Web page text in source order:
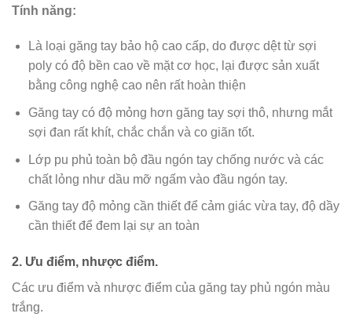
Tính năng:
Là loại găng tay bảo hộ cao cấp, do được dệt từ sợi
poly có độ bền cao về mặt cơ học, lại được sản xuất
bằng công nghệ cao nên rất hoàn thiện
Găng tay có độ mỏng hơn găng tay sợi thô, nhưng mắt
sợi đan rất khít, chắc chắn và co giãn tốt.
Lớp pu phủ toàn bộ đầu ngón tay chống nước và các
chất lỏng như dầu mỡ ngấm vào đầu ngón tay.
Găng tay độ mỏng cần thiết để cảm giác vừa tay, độ dầy
cần thiết để đem lại sự an toàn
2. Ưu điểm, nhược điểm.
Các ưu điểm và nhược điểm của găng tay phủ ngón màu
trắng.